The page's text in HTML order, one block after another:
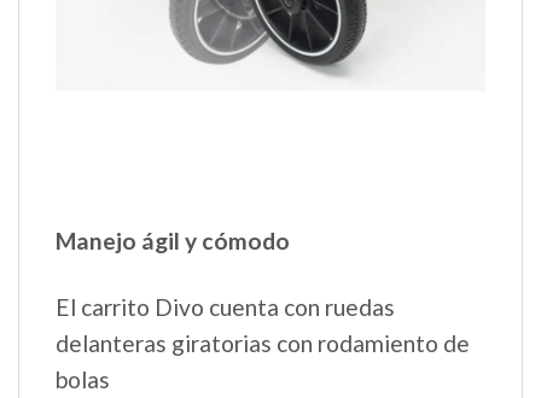
Manejo ágil y cómodo
El carrito Divo cuenta con ruedas
delanteras giratorias con rodamiento de
bolas